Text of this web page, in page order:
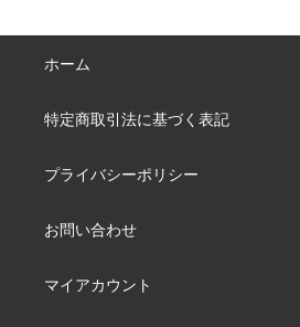
ホーム
特定商取引法に基づく表記
プライバシーポリシー
お問い合わせ
マイアカウント